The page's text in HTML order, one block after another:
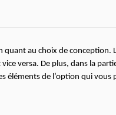
quant au choix de conception.
versa. De plus, dans la
éléments de l’option qui vous